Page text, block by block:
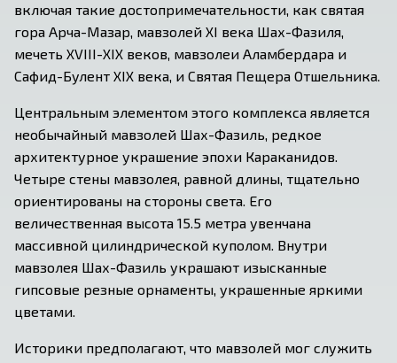
включая такие достопримечательности, как святая
гора Арча-Мазар, мавзолей XI века Шах-Фазиля,
мечеть XVIII-XIX веков, мавзолеи Аламбердара и
Сафид-Булент XIX века, и Святая Пещера Отшельника.
Центральным элементом этого комплекса является
необычайный мавзолей Шах-Фазиль, редкое
архитектурное украшение эпохи Караканидов.
Четыре стены мавзолея, равной длины, тщательно
ориентированы на стороны света. Его
величественная высота 15.5 метра увенчана
массивной цилиндрической куполом. Внутри
мавзолея Шах-Фазиль украшают изысканные
гипсовые резные орнаменты, украшенные яркими
цветами.
Историки предполагают, что мавзолей мог служить